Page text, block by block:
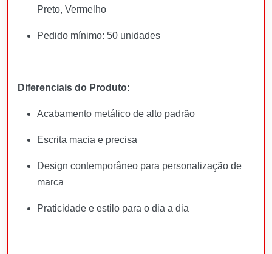
Preto, Vermelho
Pedido mínimo: 50 unidades
Diferenciais do Produto:
Acabamento metálico de alto padrão
Escrita macia e precisa
Design contemporâneo para personalização de
marca
Praticidade e estilo para o dia a dia